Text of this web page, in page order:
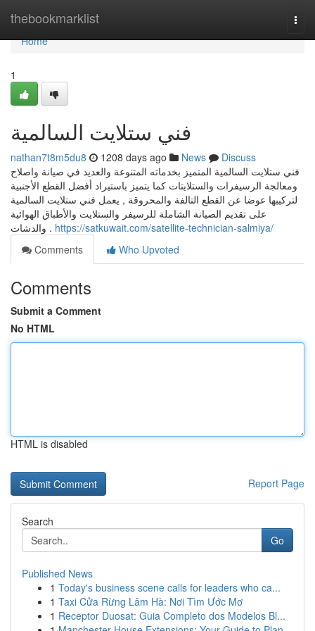
thebookmarklist
Home
Home
1
فني ستلايت السالمية
nathan7t8m5du8 1208 days ago News
Discuss
فني ستلايت السالمية المتميز بخدماته المتنوعة والعديد في صيانة واصلاح
ومعالجة الرسيفرات والستلايتات كما يتميز باستيراد أفضل القطع الأجنبية
لتركيبها عوضا عن القطع التالفة والمحروقة , يعمل فني ستلايت السالمية
على تقديم الصيانة الشاملة للرسيفر والستلايت والأطباق الهوائية
والدشات . https://satkuwait.com/satellite-technician-salmiya/
Comments
Who Upvoted
Comments
Submit a Comment
No HTML
HTML is disabled
Report Page
Search
Go
Published News
1 Today's business scene calls for leaders who ca...
1 Taxi Cửa Rừng Lâm Hà: Nơi Tìm Ước Mơ
1 Receptor Duosat: Guia Completo dos Modelos Bl...